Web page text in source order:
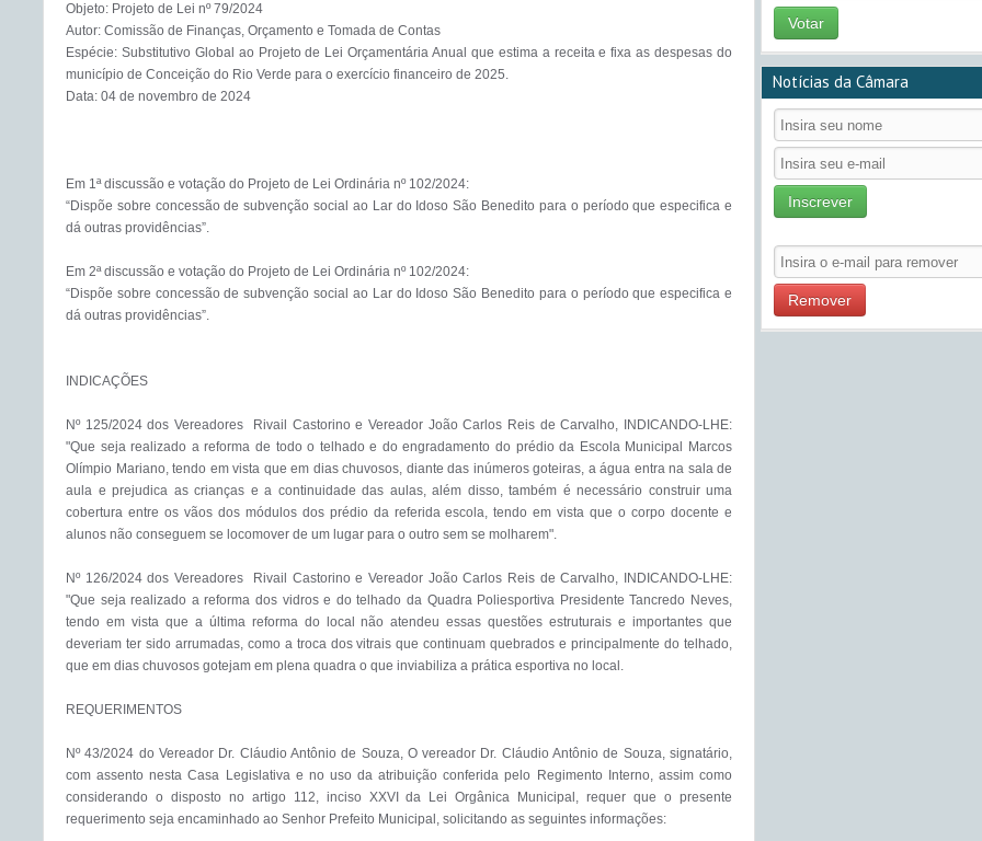
Objeto: Projeto de Lei nº 79/2024
Autor: Comissão de Finanças, Orçamento e Tomada de Contas
Espécie: Substitutivo Global ao Projeto de Lei Orçamentária Anual que estima a receita e fixa as despesas do
município de Conceição do Rio Verde para o exercício financeiro de 2025.
Data: 04 de novembro de 2024
Em 1ª discussão e votação do Projeto de Lei Ordinária nº 102/2024:
“Dispõe sobre concessão de subvenção social ao Lar do Idoso São Benedito para o período que especifica e
dá outras providências”.
Em 2ª discussão e votação do Projeto de Lei Ordinária nº 102/2024:
“Dispõe sobre concessão de subvenção social ao Lar do Idoso São Benedito para o período que especifica e
dá outras providências”.
INDICAÇÕES
Nº 125/2024 dos Vereadores  Rivail Castorino e Vereador João Carlos Reis de Carvalho, INDICANDO-LHE:
"Que seja realizado a reforma de todo o telhado e do engradamento do prédio da Escola Municipal Marcos
Olímpio Mariano, tendo em vista que em dias chuvosos, diante das inúmeros goteiras, a água entra na sala de
aula e prejudica as crianças e a continuidade das aulas, além disso, também é necessário construir uma
cobertura entre os vãos dos módulos dos prédio da referida escola, tendo em vista que o corpo docente e
alunos não conseguem se locomover de um lugar para o outro sem se molharem".
Nº 126/2024 dos Vereadores  Rivail Castorino e Vereador João Carlos Reis de Carvalho, INDICANDO-LHE:
"Que seja realizado a reforma dos vidros e do telhado da Quadra Poliesportiva Presidente Tancredo Neves,
tendo em vista que a última reforma do local não atendeu essas questões estruturais e importantes que
deveriam ter sido arrumadas, como a troca dos vitrais que continuam quebrados e principalmente do telhado,
que em dias chuvosos gotejam em plena quadra o que inviabiliza a prática esportiva no local.
REQUERIMENTOS
Nº 43/2024 do Vereador Dr. Cláudio Antônio de Souza, O vereador Dr. Cláudio Antônio de Souza, signatário,
com assento nesta Casa Legislativa e no uso da atribuição conferida pelo Regimento Interno, assim como
considerando o disposto no artigo 112, inciso XXVI da Lei Orgânica Municipal, requer que o presente
requerimento seja encaminhado ao Senhor Prefeito Municipal, solicitando as seguintes informações:
Votar
Notícias da Câmara
Inscrever
Remover